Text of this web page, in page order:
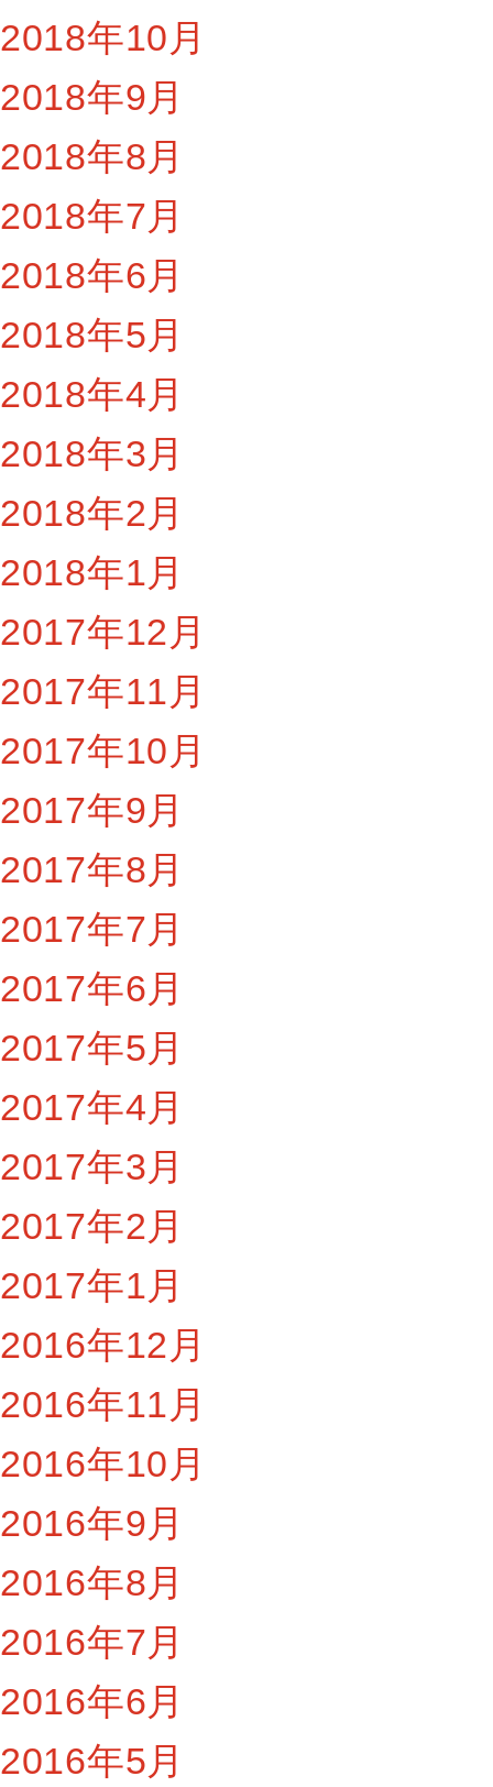
2018年10月
2018年9月
2018年8月
2018年7月
2018年6月
2018年5月
2018年4月
2018年3月
2018年2月
2018年1月
2017年12月
2017年11月
2017年10月
2017年9月
2017年8月
2017年7月
2017年6月
2017年5月
2017年4月
2017年3月
2017年2月
2017年1月
2016年12月
2016年11月
2016年10月
2016年9月
2016年8月
2016年7月
2016年6月
2016年5月